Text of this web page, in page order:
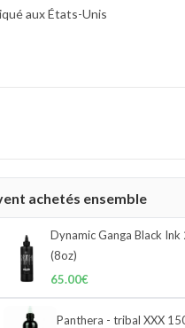
aux États-Unis
achetés ensemble
Dynamic Ganga Black Ink
(8oz)
65.00€
Panthera - tribal XXX